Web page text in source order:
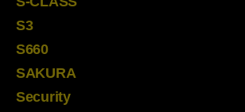
S3
S660
SAKURA
Security